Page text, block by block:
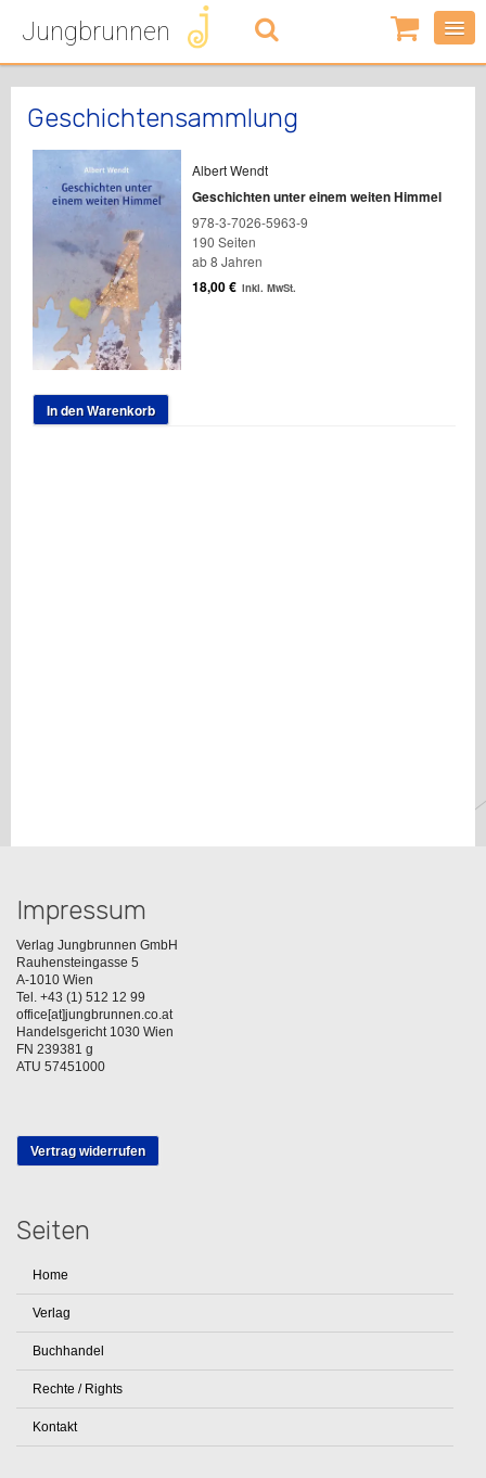
Jungbrunnen
0
Artikel
-
Geschichtensammlung
Albert Wendt
Geschichten unter einem weiten Himmel
978-3-7026-5963-9
190 Seiten
ab 8 Jahren
18,00€ inkl. MwSt.
In den Warenkorb
Impressum
Verlag Jungbrunnen GmbH
Rauhensteingasse 5
A-1010 Wien
Tel. +43 (1) 512 12 99
office[at]jungbrunnen.co.at
Handelsgericht 1030 Wien
FN 239381 g
ATU 57451000
Vertrag widerrufen
Seiten
Home
Verlag
Buchhandel
Rechte / Rights
Kontakt